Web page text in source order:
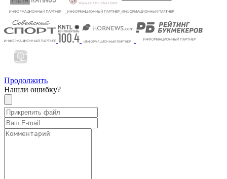
Продолжить
Нашли ошибку?